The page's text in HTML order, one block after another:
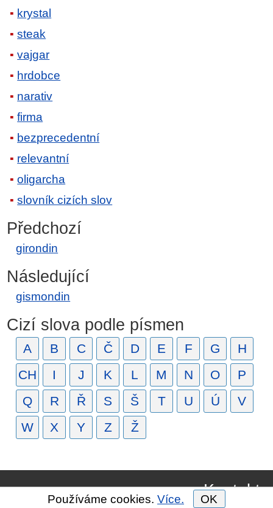
krystal
steak
vajgar
hrdobce
narativ
firma
bezprecedentní
relevantní
oligarcha
slovník cizích slov
Předchozí
girondin
Následující
gismondin
Cizí slova podle písmen
A B C Č D E F G
H
CH
I J K L M N O
P
Q
R Ř S Š T U Ú
V
W
X Y Z Ž
Kontakt
Používáme cookies. Více. OK